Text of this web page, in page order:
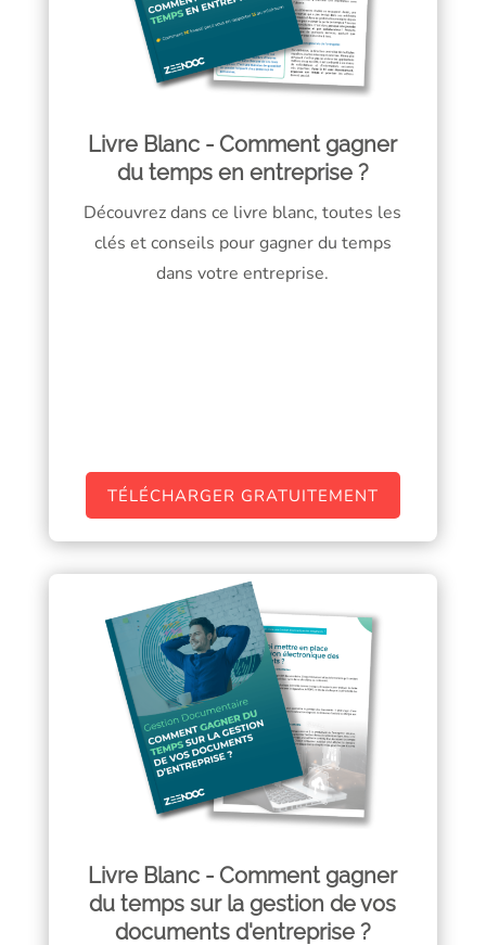
Livre Blanc - Comment gagner
du temps en entreprise ?
Découvrez dans ce livre blanc, toutes les
clés et conseils pour gagner du temps
dans votre entreprise.
TÉLÉCHARGER GRATUITEMENT
Livre Blanc - Comment gagner
du temps sur la gestion de vos
documents d'entreprise ?